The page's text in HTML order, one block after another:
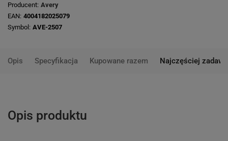
Producent Avery
EAN 4004182025079
Symbol AVE-2507
Opis Specyfikacja Kupowane razem Najczęściej
Opis produktu